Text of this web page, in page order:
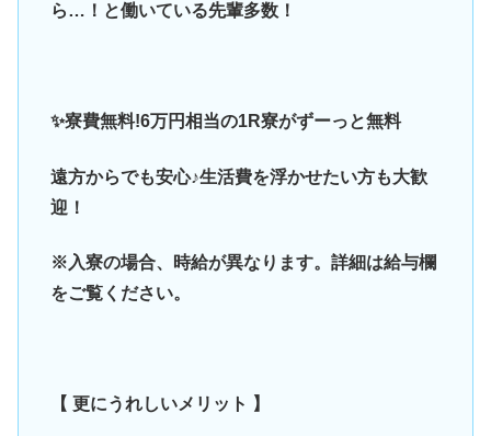
ら…！と働いている先輩多数！
✨寮費無料!6万円相当の1R寮がずーっと無料
遠方からでも安心♪生活費を浮かせたい方も大歓
迎！
※入寮の場合、時給が異なります。詳細は給与欄
をご覧ください。
【 更にうれしいメリット 】